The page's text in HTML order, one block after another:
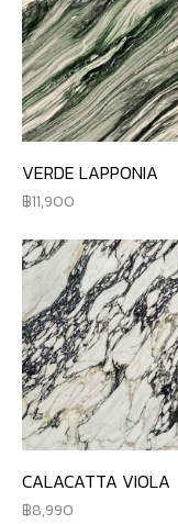
VERDE LAPPONIA
11,900
CALACATTA VIOLA
8,990